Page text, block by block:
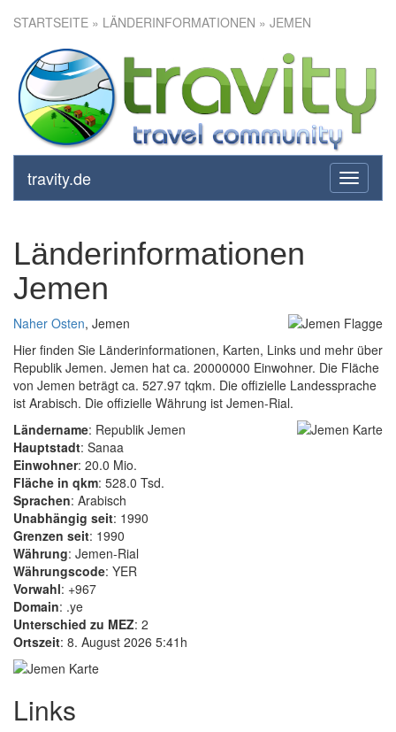
STARTSEITE » LÄNDERINFORMATIONEN » JEMEN
toggle
travity.de
Länderinformationen
Jemen
Naher Osten, Jemen
Hier finden Sie Länderinformationen, Karten, Links und mehr über
Republik Jemen. Jemen hat ca. 20000000 Einwohner. Die Fläche
von Jemen beträgt ca. 527.97 tqkm. Die offizielle Landessprache
ist Arabisch. Die offizielle Währung ist Jemen-Rial.
Ländername: Republik Jemen
Hauptstadt: Sanaa
Einwohner: 20.0 Mio.
Fläche in qkm: 528.0 Tsd.
Sprachen: Arabisch
Unabhängig seit: 1990
Grenzen seit: 1990
Währung: Jemen-Rial
Währungscode: YER
Vorwahl: +967
Domain: .ye
Unterschied zu MEZ: 2
Ortszeit: 8. August 2026 5:41h
Links